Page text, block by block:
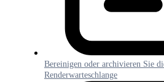
Bereinigen oder archivieren Sie
Renderwarteschlange